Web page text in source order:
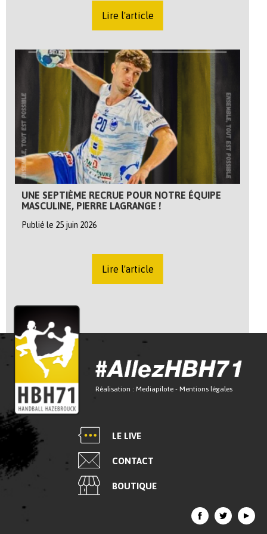
Lire l'article
UNE SEPTIÈME RECRUE POUR NOTRE ÉQUIPE
MASCULINE, PIERRE LAGRANGE !
Publié le 25 juin 2026
Lire l'article
Réalisation : Mediapilote - Mentions légales
LE LIVE
CONTACT
BOUTIQUE